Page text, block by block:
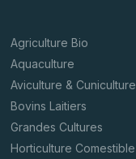
Agriculture Bio
Aquaculture
Aviculture & Cuniculture
Bovins Laitiers
Grandes Cultures
Horticulture Comestible